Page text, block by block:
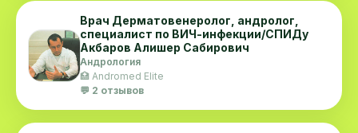
Врач Дерматовенеролог, андролог,
специалист по ВИЧ-инфекции/СПИДу
Акбаров Алишер Сабирович
Андрология
🏥 Andromed Elite
💬 2 отзывов